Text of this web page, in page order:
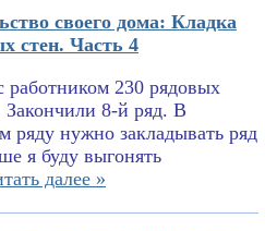
своего дома: Кладка
стен. Часть 4
работником 230 рядовых
Закончили 8-й ряд. В
ряду нужно закладывать ряд
я буду выгонять
далее »